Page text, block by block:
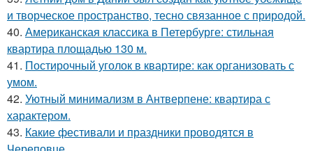
и творческое пространство, тесно связанное с природой.
40. Американская классика в Петербурге: стильная
квартира площадью 130 м.
41. Постирочный уголок в квартире: как организовать с
умом.
42. Уютный минимализм в Антверпене: квартира с
характером.
43. Какие фестивали и праздники проводятся в